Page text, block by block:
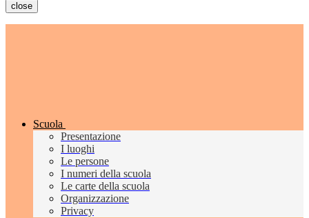
close
Scuola
Presentazione
I luoghi
Le persone
I numeri della scuola
Le carte della scuola
Organizzazione
Privacy